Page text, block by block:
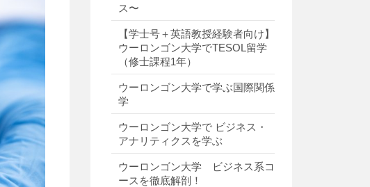
ス〜
【学士号＋英語教授経験者向け】
ウーロンゴン大学でTESOL留学
（修士課程1年）
ウーロンゴン大学で学ぶ国際関係
学
ウーロンゴン大学で ビジネス・
アナリティクスを学ぶ
ウーロンゴン大学 ビジネス系コ
ースを徹底解剖！